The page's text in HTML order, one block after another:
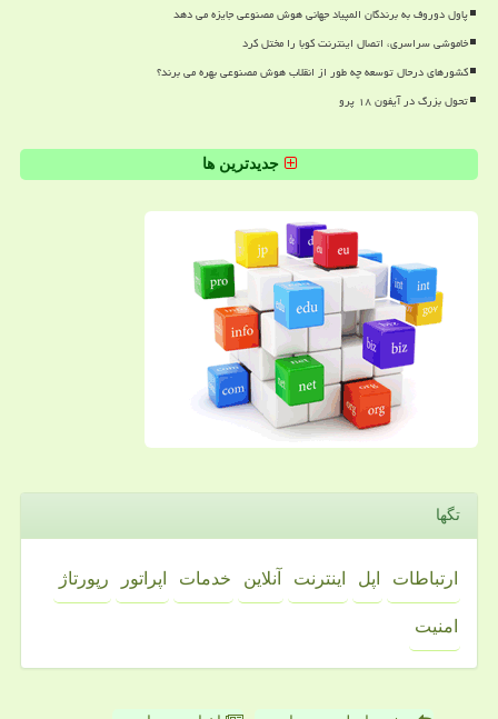
پاول دوروف به برندگان المپیاد جهانی هوش مصنوعی جایزه می دهد
خاموشی سراسری، اتصال اینترنت کوبا را مختل کرد
کشورهای درحال توسعه چه طور از انقلاب هوش مصنوعی بهره می برند؟
تحول بزرگ در آیفون ۱۸ پرو
جدیدترین ها
تگها
ارتباطات اپل اینترنت آنلاین خدمات اپراتور رپورتاژ
امنیت